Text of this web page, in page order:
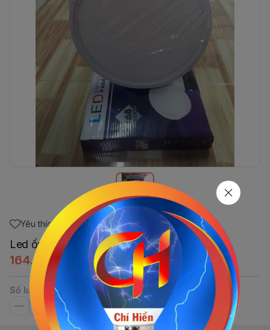
Yêu thích
Led ốp Trần 24w Tròn Trắng (V323)
164.250đ
Số lượng